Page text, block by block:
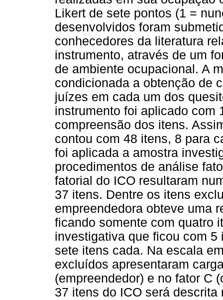
Likert de sete pontos (1 =
desenvolvidos foram
conhecedores da literatura
instrumento, através de um
de ambiente ocupacional. A
condicionada a obtenção de
juízes em cada um dos
instrumento foi aplicado com
compreensão dos itens.
contou com 48 itens, 8 para
foi aplicada a amostra
procedimentos de análise
fatorial do ICO resultaram
37 itens. Dentre os itens
empreendedora obteve uma
ficando somente com quatro
investigativa que ficou com
sete itens cada. Na escala
excluídos apresentaram
(empreendedor) e no fator C
37 itens do ICO será descrita